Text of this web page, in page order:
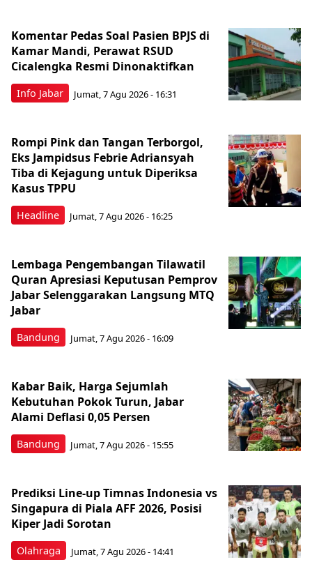
Info Jabar
Komentar Pedas Soal Pasien BPJS di
Kamar Mandi, Perawat RSUD
Cicalengka Resmi Dinonaktifkan
Jumat, 7 Agu 2026 - 16:31
Headline
Rompi Pink dan Tangan Terborgol,
Eks Jampidsus Febrie Adriansyah
Tiba di Kejagung untuk Diperiksa
Kasus TPPU
Jumat, 7 Agu 2026 - 16:25
Bandung
Lembaga Pengembangan Tilawatil
Quran Apresiasi Keputusan Pemprov
Jabar Selenggarakan Langsung MTQ
Jabar
Jumat, 7 Agu 2026 - 16:09
Bandung
Kabar Baik, Harga Sejumlah
Kebutuhan Pokok Turun, Jabar
Alami Deflasi 0,05 Persen
Jumat, 7 Agu 2026 - 15:55
Olahraga
Prediksi Line-up Timnas Indonesia vs
Singapura di Piala AFF 2026, Posisi
Kiper Jadi Sorotan
Jumat, 7 Agu 2026 - 14:41